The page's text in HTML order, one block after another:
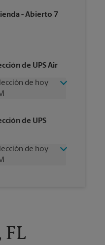
- Abierto 7
de UPS Air
de hoy
6:30 PM
2:00 PM
Sin Recolección
de UPS
de hoy
Sin Recolección
6:30 PM
FL